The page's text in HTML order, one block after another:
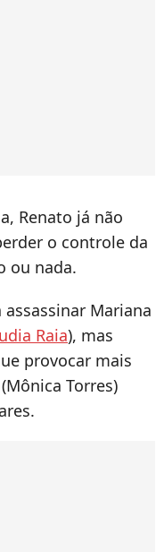
Renato já não
o controle da
ou nada.
Mariana
Raia), mas
provocar mais
Torres)